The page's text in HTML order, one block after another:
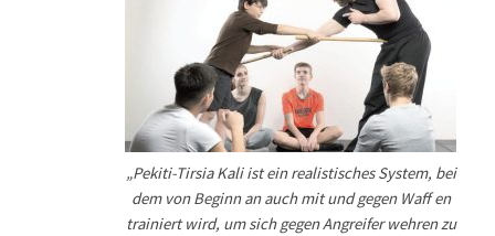
„Pekiti-Tirsia Kali ist ein realistisches System, bei
dem von Beginn an auch mit und gegen Waff en
trainiert wird, um sich gegen Angreifer wehren zu